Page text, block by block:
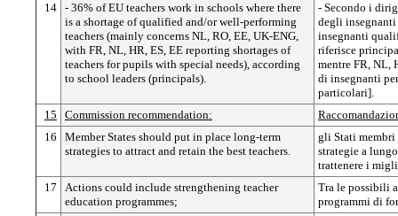
14 - 36% of EU teachers work in schools where there
is a shortage of qualified and/or well-performing
teachers (mainly concerns NL, RO, EE, UK-ENG,
with FR, NL, HR, ES, EE reporting shortages of
teachers for pupils with special needs), according
to school leaders (principals).
- Secondo i
degli
insegnanti
riferisce
mentre FR, NL,
di insegnanti
particolari].
15
Commission recommendation:
16
Member States should put in place long-term
strategies to attract and retain the best teachers.
gli Stati membri
strategie a
trattenere i
17
Actions could include strengthening teacher
education programmes;
Tra le possibili
programmi di